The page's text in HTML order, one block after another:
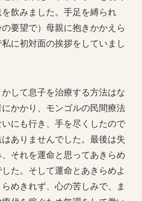
飲みました。手足を縛られ
の要望で）母親に抱きかかえら
に初対面の挨拶をしていまし
して息子を治療する方法はな
かかり、モンゴルの民間療法
にも行き、手を尽くしたので
ありませんでした。最後は失
それを運命と思ってあきらめ
た。そして運命とあきらめよ
めきれず、心の苦しみで、ま